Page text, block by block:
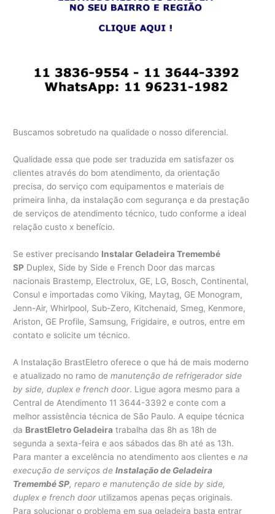
Buscamos sobretudo na qualidade o nosso diferencial.
Qualidade essa que pode ser traduzida em satisfazer os
clientes através do bom atendimento, da orientação
precisa, do serviço com equipamentos e materiais de
primeira linha, da instalação com segurança e da prestação
de serviços de atendimento técnico, tudo conforme a ideal
relação custo x benefício.
Se estiver precisando Instalar Geladeira Tremembé
SP Duplex, Side by Side e French Door das marcas
nacionais Brastemp, Electrolux, GE, LG, Bosch, Continental,
Consul e importadas como Viking, Maytag, GE Monogram,
Jenn-Air, Whirlpool, Sub-Zero, Kitchenaid, Smeg, Kenmore,
Ariston, GE Profile, Samsung, Frigidaire, e outros, entre em
contato e solicite um técnico.
A Instalação BrastEletro oferece o que há de mais moderno
e atualizado no ramo demanutenção de refrigerador side
by side, duplex e french door. Ligue agora mesmo para a
Central de Atendimento 11 3644-3392 e conte com a
melhor assistência técnica de São Paulo. A equipe técnica
da BrastEletro Geladeira trabalha das 8h as 18h de
segunda a sexta-feira e aos sábados das 8h até as 13h.
Para manter a excelência no atendimento aos clientes ena
execução de serviços deInstalação de Geladeira
Tremembé SP, reparo e manutenção de side by side,
duplex e french door utilizamos apenas peças originais.
Para solucionar o problema em sua geladeira basta entrar